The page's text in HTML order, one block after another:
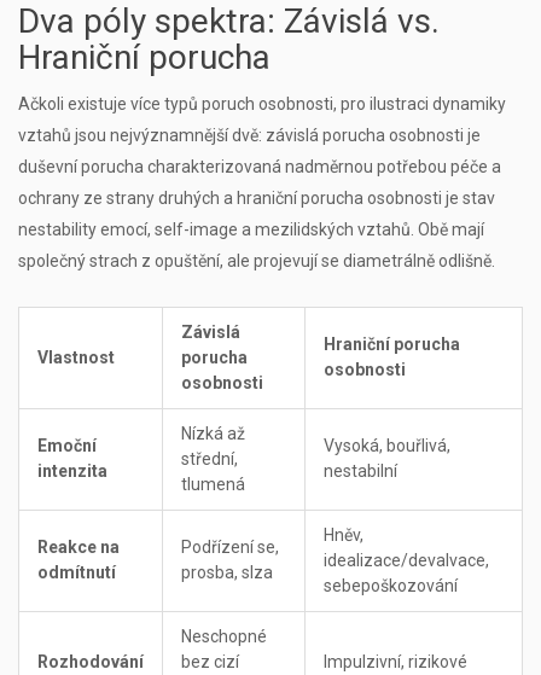
Dva póly spektra: Závislá vs.
Hraniční porucha
Ačkoli existuje více typů poruch osobnosti, pro ilustraci dynamiky
vztahů jsou nejvýznamnější dvě: závislá porucha osobnosti je
duševní porucha charakterizovaná nadměrnou potřebou péče a
ochrany ze strany druhých a hraniční porucha osobnosti je stav
nestability emocí, self-image a mezilidských vztahů . Obě mají
společný strach z opuštění, ale projevují se diametrálně odlišně.
Vlastnost
Závislá
porucha
osobnosti
Hraniční porucha
osobnosti
Emoční
intenzita
Nízká až
střední,
tlumená
Vysoká, bouřlivá,
nestabilní
Reakce na
odmítnutí
Podřízení se,
prosba, slza
Hněv,
idealizace/devalvace,
sebepoškozování
Rozhodování
Neschopné
bez cizí
Impulzivní, rizikové